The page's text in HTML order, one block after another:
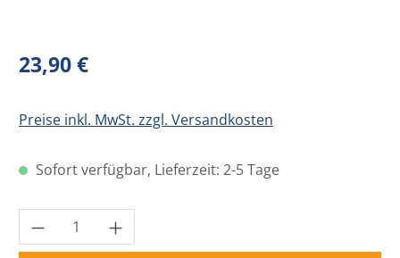
Regulärer Preis:
23,90 €
Preise inkl. MwSt. zzgl. Versandkosten
Sofort verfügbar, Lieferzeit: 2-5 Tage
Produkt Anzahl: Gib den gewünschten